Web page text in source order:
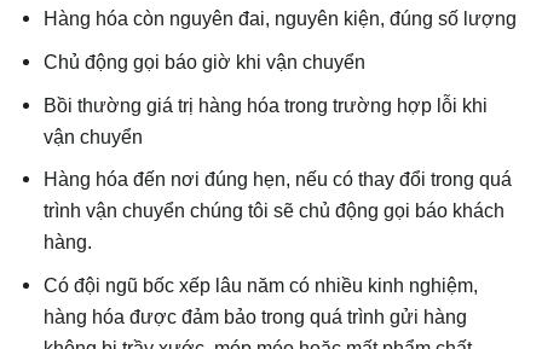
Hàng hóa còn nguyên đai, nguyên kiện, đúng số lượng
Chủ động gọi báo giờ khi vận chuyển
Bồi thường giá trị hàng hóa trong trường hợp lỗi khi
vận chuyển
Hàng hóa đến nơi đúng hẹn, nếu có thay đổi trong quá
trình vận chuyển chúng tôi sẽ chủ động gọi báo khách
hàng.
Có đội ngũ bốc xếp lâu năm có nhiều kinh nghiệm,
hàng hóa được đảm bảo trong quá trình gửi hàng